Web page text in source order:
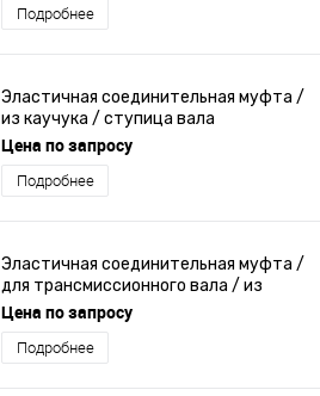
Подробнее
Эластичная соединительная муфта /
из каучука / ступица вала
Цена по запросу
Подробнее
Эластичная соединительная муфта /
для трансмиссионного вала / из
каучука / с фланцем
Цена по запросу
Подробнее